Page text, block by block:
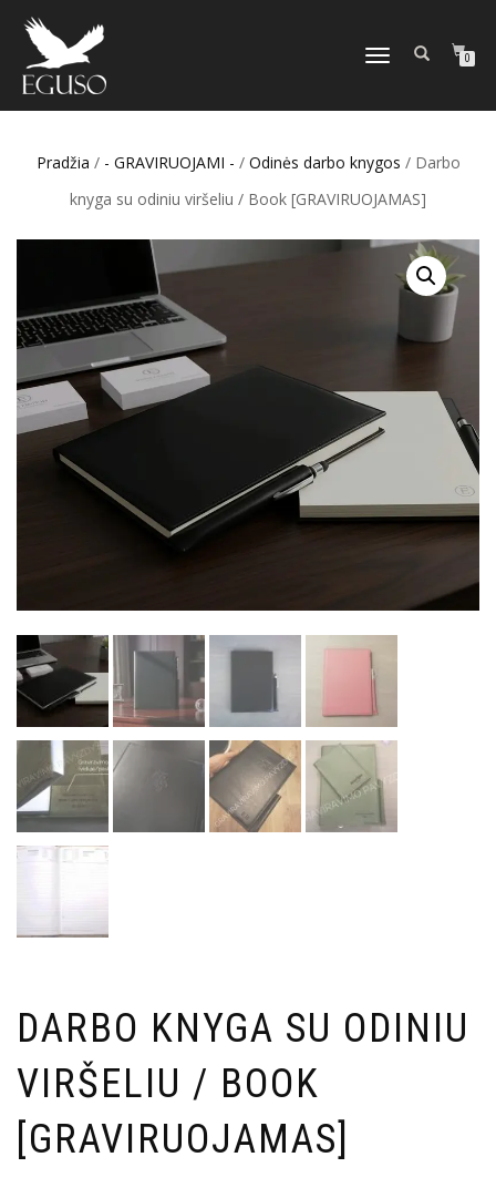
TOGGLE
0
Pradžia / - GRAVIRUOJAMI - / Odinės darbo knygos / Darbo
knyga su odiniu viršeliu / Book [GRAVIRUOJAMAS]
DARBO KNYGA SU ODINIU
VIRŠELIU / BOOK
[GRAVIRUOJAMAS]